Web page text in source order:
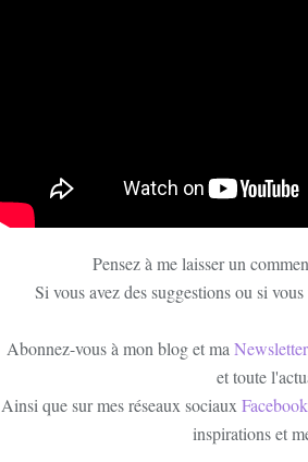
Pensez à me laisser un
Si vous avez des suggestions ou si
Abonnez-vous à mon blog et maNewsletter
et toute
Ainsi que sur mes réseaux sociauxFacebook
inspirations et